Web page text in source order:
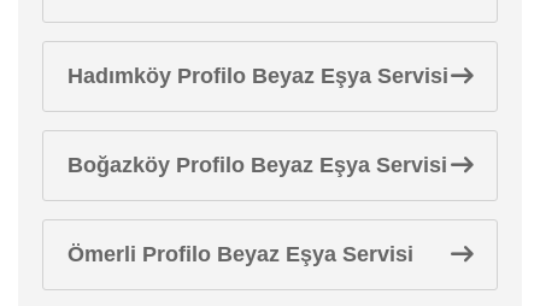
Hadımköy Profilo Beyaz Eşya Servisi
Boğazköy Profilo Beyaz Eşya Servisi
Ömerli Profilo Beyaz Eşya Servisi